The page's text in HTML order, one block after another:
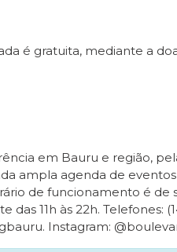
é gratuita, mediante a
em Bauru e região,
ampla agenda de eventos
de funcionamento é de
11h às 22h. Telefones:
Instagram: